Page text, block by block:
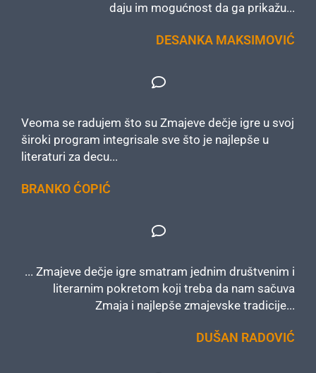
daju im mogućnost da ga prikažu...
DESANKA MAKSIMOVIĆ
Veoma se radujem što su Zmajeve dečje igre u svoj
široki program integrisale sve što je najlepše u
literaturi za decu...
BRANKO ĆOPIĆ
... Zmajeve dečje igre smatram jednim društvenim i
literarnim pokretom koji treba da nam sačuva
Zmaja i najlepše zmajevske tradicije...
DUŠAN RADOVIĆ